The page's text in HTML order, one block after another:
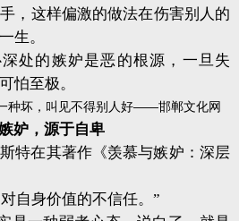
，这样偏激的做法在伤害别人的
生。
处的嫉妒是恶的根源，一旦失
怕至极。
妒，源于自卑
特在其著作《羡慕与嫉妒：深层
自身价值的不信任。”